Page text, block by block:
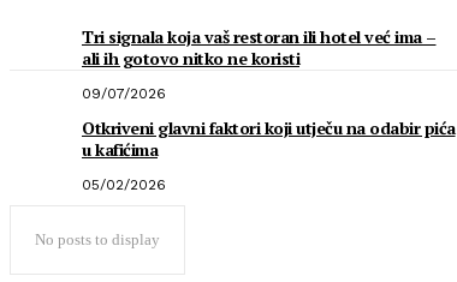
Tri signala koja vaš restoran ili hotel već ima –
ali ih gotovo nitko ne koristi
09/07/2026
Otkriveni glavni faktori koji utječu na odabir pića
u kafićima
05/02/2026
No posts to display